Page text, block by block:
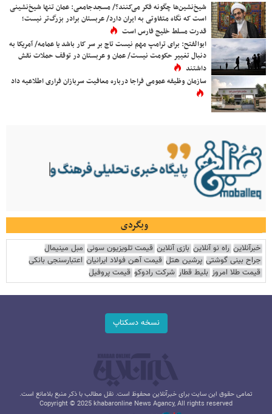
شیخ‌نشین‌ها چگونه فکر می‌کنند؟/ مسجدجامعی: عمان تنها شیخ‌نشینی
است که نگاه متفاوتی به ایران دارد/ عربستان برادر بزرگ‌تر نیست؛
قدرت مسلط خلیج فارس است
ابوالفتح: برای ترامپ مهم نیست تاج بر سر کار باشد یا عمامه/ آمریکا به
دنبال تغییر حکومت نیست/ عمان و عربستان در توقف حملات نقش
داشتند
سازمان وظیفه عمومی فراجا درباره معافیت سربازان فراری اطلاعیه داد
وبگردی
خبرآنلاین راه نو آنلاین بازی آنلاین قیمت تلویزیون سونی مبل مینیمال
جراح بینی گوشتی پرشین هتل قیمت آهن فولاد ایرانیان اعتبارسنجی بانکی
قیمت طلا امروز بلیط قطار شرکت رادوکو قیمت پروفیل
نسخه دسکتاپ
تمامی حقوق این سایت برای خبرآنلاین محفوظ است. نقل مطالب با ذکر منبع بلامانع است.
Copyright © 2025 khabaronline News Agancy, All rights reserved